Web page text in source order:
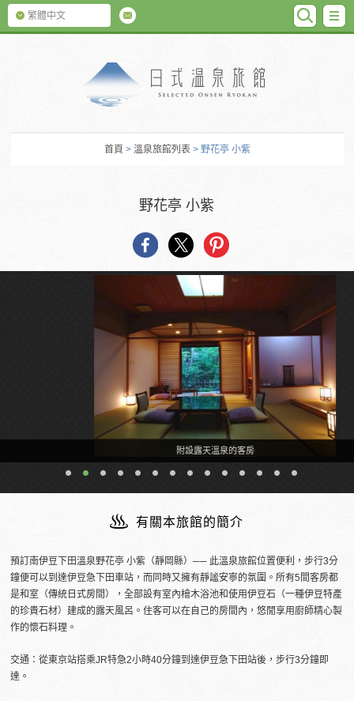
繁體中文
首頁 >溫泉旅館列表 > 野花亭 小紫
野花亭 小紫
附設露天溫泉的客房
有關本旅館的簡介
預訂南伊豆下田溫泉野花亭 小紫（靜岡縣）── 此溫泉旅館位置便利，步行3分
鐘便可以到達伊豆急下田車站，而同時又擁有靜謐安寧的氛圍。所有5間客房都
是和室（傳統日式房間），全部設有室內檜木浴池和使用伊豆石（一種伊豆特產
的珍貴石材）建成的露天風呂。住客可以在自己的房間內，悠閒享用廚師精心製
作的懷石料理。
交通：從東京站搭乘JR特急2小時40分鐘到達伊豆急下田站後，步行3分鐘即
達。